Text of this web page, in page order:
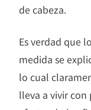
de cabeza.
Es verdad que
medida se
lo cual
lleva a vivir con